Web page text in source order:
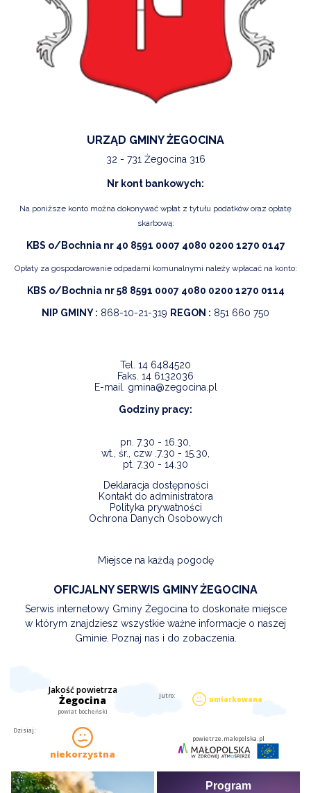
URZĄD GMINY ŻEGOCINA
32 - 731 Żegocina 316
Nr kont bankowych:
Na poniższe konto można dokonywać wpłat z tytułu podatków oraz opłatę
skarbową:
KBS o/Bochnia nr 40 8591 0007 4080 0200 1270 0147
Opłaty za gospodarowanie odpadami komunalnymi należy wpłacać na konto:
KBS o/Bochnia nr 58 8591 0007 4080 0200 1270 0114
NIP GMINY : 868-10-21-319 REGON : 851 660 750
Tel. 14 6484520
Faks. 14 6132036
E-mail. gmina@zegocina.pl
Godziny pracy:
pn. 7.30 - 16.30,
wt., śr., czw .7.30 - 15.30,
pt. 7.30 - 14.30
Deklaracja dostępności
Kontakt do administratora
Polityka prywatności
Ochrona Danych Osobowych
Miejsce na każdą pogodę
OFICJALNY SERWIS GMINY ŻEGOCINA
Serwis internetowy Gminy Żegocina to doskonałe miejsce
w którym znajdziesz wszystkie ważne informacje o naszej
Gminie. Poznaj nas i do zobaczenia.